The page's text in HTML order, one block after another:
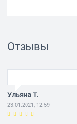
Отзывы
Ульяна Т.
23.01.2021, 12:59